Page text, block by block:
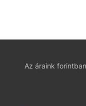
Az áraink